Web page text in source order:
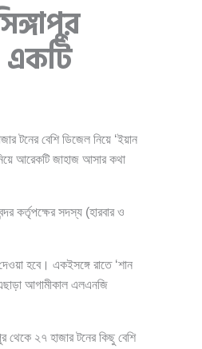
বেশি ডিজেল নিয়ে ‘ইয়ান
আরেকটি জাহাজ আসার কথা
কর্তৃপক্ষের সদস্য (হারবার ও
হবে। একইসঙ্গে রাতে ‘শান
আগামীকাল এলএনজি
থেকে ২৭ হাজার টনের কিছু বেশি